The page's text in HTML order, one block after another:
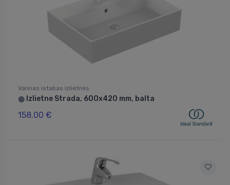
Vannas istabas izlietnes
⬤ Izlietne Strada, 600x420 mm, balta
158.00 €